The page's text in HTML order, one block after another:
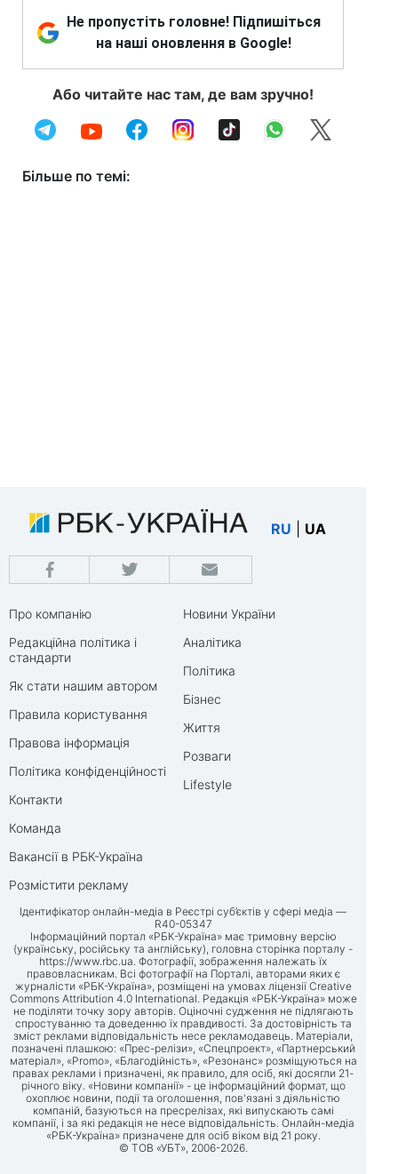
Не пропустіть головне! Підпишіться
на наші оновлення в Google!
Або читайте нас там, де вам зручно!
Більше по темі:
RU UA
Про компанію
Редакційна політика і
стандарти
Як стати нашим автором
Правила користування
Правова інформація
Політика конфіденційності
Контакти
Команда
Вакансії в РБК-Україна
Розмістити рекламу
Новини України
Аналітика
Політика
Бізнес
Життя
Розваги
Lifestyle
Ідентифікатор онлайн-медіа в Реєстрі суб’єктів у сфері медіа —
R40-05347
Інформаційний портал «РБК-Україна» має тримовну версію
(українську, російську та англійську), головна сторінка порталу -
https://www.rbc.ua. Фотографії, зображення належать їх
правовласникам. Всі фотографії на Порталі, авторами яких є
журналісти «РБК-Україна», розміщені на умовах ліцензії Creative
Commons Attribution 4.0 International. Редакція «РБК-Україна» може
не поділяти точку зору авторів. Оціночні судження не підлягають
спростуванню та доведенню їх правдивості. За достовірність та
зміст реклами відповідальність несе рекламодавець. Матеріали,
позначені плашкою: «Прес-релізи», «Спецпроект», «Партнерський
матеріал», «Promo», «Благодійність», «Резонанс» розміщуються на
правах реклами і призначені, як правило, для осіб, які досягли 21-
річного віку. «Новини компанії» - це інформаційний формат, що
охоплює новини, події та оголошення, пов'язані з діяльністю
компаній, базуються на пресрелізах, які випускають самі
компанії, і за які редакція не несе відповідальність. Онлайн-медіа
«РБК-Україна» призначене для осіб віком від 21 року.
© ТОВ «УБТ», 2006-2026.